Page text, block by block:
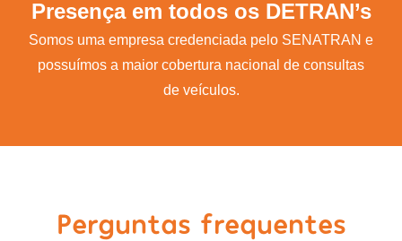
Presença em todos os DETRAN’s
Somos uma empresa credenciada pelo SENATRAN e
possuímos a maior cobertura nacional de consultas
de veículos.
Perguntas frequentes